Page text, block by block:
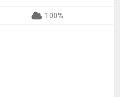
100%